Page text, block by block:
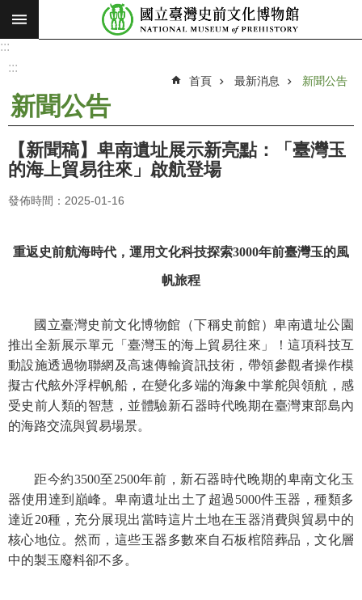
跳到主要內容區塊
搜
願
景
使
命
最
消
展
覽
學
習
探
識
我
們
:::
:::
首頁 最新消息 新聞公告
新聞公告
【新聞稿】卑南遺址展示新亮點：「臺灣玉
的海上貿易往來」啟航登場
發佈時間：2025-01-16
重返史前航海時代，運用文化科技探索3000年前臺灣玉的風
帆旅程
國立臺灣史前文化博物館（下稱史前館）卑南遺址公園
推出全新展示單元「臺灣玉的海上貿易往來」！這項科技互
動設施透過物聯網及高速傳輸資訊技術，帶領參觀者操作模
擬古代舷外浮桿帆船，在變化多端的海象中掌舵與領航，感
受史前人類的智慧，並體驗新石器時代晚期在臺灣東部島內
的海路交流與貿易場景。
距今約3500至2500年前，新石器時代晚期的卑南文化玉
器使用達到巔峰。卑南遺址出土了超過5000件玉器，種類多
達近20種，充分展現出當時這片土地在玉器消費與貿易中的
核心地位。然而，這些玉器多數來自石板棺陪葬品，文化層
中的製玉廢料卻不多。